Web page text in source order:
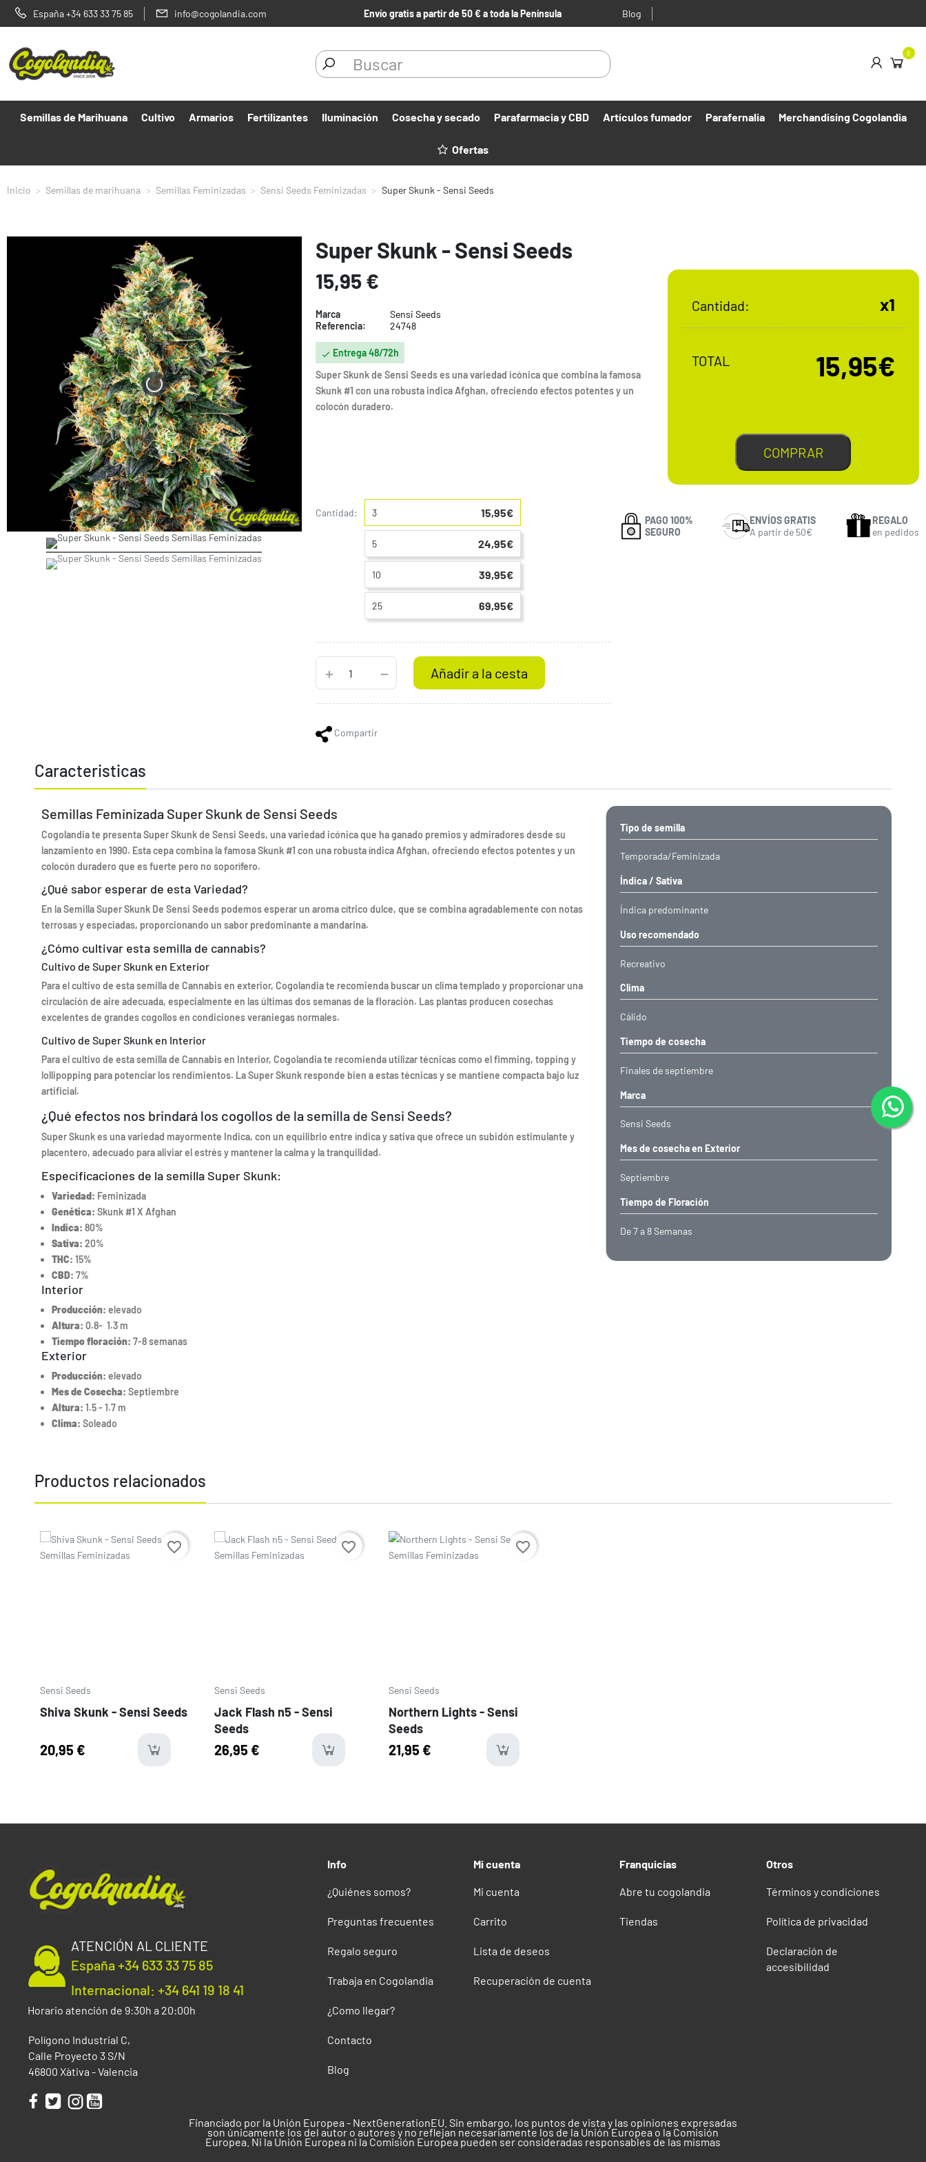
España +34 633 33 75 85 info@cogolandia.com Envío gratis a partir de 50 € a toda la Península Blog
0
Semillas de Marihuana Cultivo Armarios Fertilizantes Iluminación Cosecha y secado Parafarmacia y CBD Artículos fumador Parafernalia Merchandising Cogolandia
Ofertas
Inicio Semillas de marihuana Semillas Feminizadas Sensi Seeds Feminizadas Super Skunk - Sensi Seeds
Super Skunk - Sensi Seeds
15,95 €
Marca
Sensi Seeds
Referencia:
24748
 Entrega 48/72h
Super Skunk de Sensi Seeds es una variedad icónica que combina la famosa
Skunk #1 con una robusta indica Afghan, ofreciendo efectos potentes y un
colocón duradero.
Cantidad: x1
TOTAL 15,95€
COMPRAR
Cantidad: 3 15,95€
5 24,95€
10 39,95€
25 69,95€
Añadir a la cesta
Compartir
PAGO 100%
SEGURO
ENVÍOS GRATIS
A partir de 50€
REGALO
en pedidos
Caracteristicas
Semillas Feminizada Super Skunk de Sensi Seeds
Cogolandia te presenta Super Skunk de Sensi Seeds, una variedad icónica que ha ganado premios y admiradores desde su
lanzamiento en 1990. Esta cepa combina la famosa Skunk #1 con una robusta índica Afghan, ofreciendo efectos potentes y un
colocón duradero que es fuerte pero no soporífero.
¿Qué sabor esperar de esta Variedad?
En la Semilla Super Skunk De Sensi Seeds podemos esperar un aroma cítrico dulce, que se combina agradablemente con notas
terrosas y especiadas, proporcionando un sabor predominante a mandarina.
¿Cómo cultivar esta semilla de cannabis?
Cultivo de Super Skunk en Exterior
Para el cultivo de esta semilla de Cannabis en exterior, Cogolandia te recomienda buscar un clima templado y proporcionar una
circulación de aire adecuada, especialmente en las últimas dos semanas de la floración. Las plantas producen cosechas
excelentes de grandes cogollos en condiciones veraniegas normales.
Cultivo de Super Skunk en Interior
Para el cultivo de esta semilla de Cannabis en Interior, Cogolandia te recomienda utilizar técnicas como el fimming, topping y
lollipopping para potenciar los rendimientos. La Super Skunk responde bien a estas técnicas y se mantiene compacta bajo luz
artificial.
¿Qué efectos nos brindará los cogollos de la semilla de Sensi Seeds?
Super Skunk es una variedad mayormente Indica, con un equilibrio entre índica y sativa que ofrece un subidón estimulante y
placentero, adecuado para aliviar el estrés y mantener la calma y la tranquilidad.
Especificaciones de la semilla Super Skunk:
Variedad: Feminizada
Genética: Skunk #1 X Afghan
Indica: 80%
Sativa: 20%
THC: 15%
CBD: 7%
Interior
Producción: elevado
Altura: 0.8- 1.3 m
Tiempo floración: 7-8 semanas
Exterior
Producción: elevado
Mes de Cosecha: Septiembre
Altura: 1.5 - 1.7 m
Clima: Soleado
Tipo de semilla
Temporada/Feminizada
Índica / Sativa
Índica predominante
Uso recomendado
Recreativo
Clima
Cálido
Tiempo de cosecha
Finales de septiembre
Marca
Sensi Seeds
Mes de cosecha en Exterior
Septiembre
Tiempo de Floración
De 7 a 8 Semanas
Productos relacionados
Precio
Sensi Seeds
Shiva Skunk - Sensi Seeds
20,95 € last-items
favorite_border Precio
Sensi Seeds
Jack Flash n5 - Sensi
Seeds
26,95 € available
favorite_border Precio
Sensi Seeds
Northern Lights - Sensi
Seeds
21,95 €
favorite_border
ATENCIÓN AL CLIENTE
España +34 633 33 75 85
Internacional: +34 641 19 18 41
Horario atención de 9:30h a 20:00h
Polígono Industrial C,
Calle Proyecto 3 S/N
46800 Xàtiva - Valencia
Info
¿Quiénes somos?
Preguntas frecuentes
Regalo seguro
Trabaja en Cogolandia
¿Como llegar?
Contacto
Blog
Mi cuenta
Mi cuenta
Carrito
Lista de deseos
Recuperación de cuenta
Franquicias
Abre tu cogolandia
Tiendas
Otros
Términos y condiciones
Política de privacidad
Declaración de
accesibilidad
Financiado por la Unión Europea - NextGenerationEU. Sin embargo, los puntos de vista y las opiniones expresadas
son únicamente los del autor o autores y no reflejan necesariamente los de la Unión Europea o la Comisión
Europea. Ni la Unión Europea ni la Comisión Europea pueden ser consideradas responsables de las mismas